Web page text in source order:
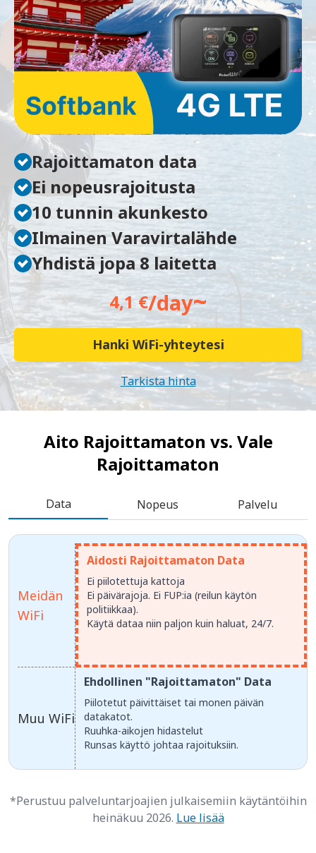
Rajoittamaton data
Ei nopeusrajoitusta
10 tunnin akunkesto
Ilmainen Varavirtalähde
Yhdistä jopa 8 laitetta
4,1 €/day~
Hanki WiFi-yhteytesi
Tarkista hinta
Aito Rajoittamaton vs. Vale
Rajoittamaton
Data Nopeus Palvelu
Meidän
WiFi
Muu WiFi
Aidosti Rajoittamaton Data
Ei piilotettuja kattoja
Ei päivärajoja. Ei FUP:ia (reilun käytön
politiikkaa).
Käytä dataa niin paljon kuin haluat, 24/7.
Ehdollinen "Rajoittamaton" Data
Piilotetut päivittäiset tai monen päivän
datakatot.
Ruuhka-aikojen hidastelut
Runsas käyttö johtaa rajoituksiin.
*Perustuu palveluntarjoajien julkaisemiin käytäntöihin
heinäkuu 2026. Lue lisää